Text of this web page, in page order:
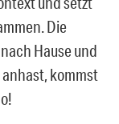
Die
Hause und
kommst